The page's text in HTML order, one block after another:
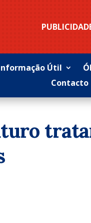
Útil
Contacto